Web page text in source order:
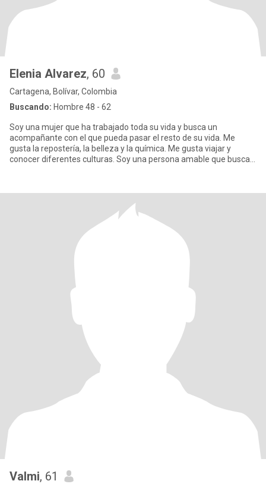
Elenia Alvarez, 60
Cartagena, Bolívar, Colombia
Buscando: Hombre 48 - 62
Soy una mujer que ha trabajado toda su vida y busca un
acompañante con el que pueda pasar el resto de su vida. Me
gusta la repostería, la belleza y la química. Me gusta viajar y
conocer diferentes culturas. Soy una persona amable que busca
Valmi, 61